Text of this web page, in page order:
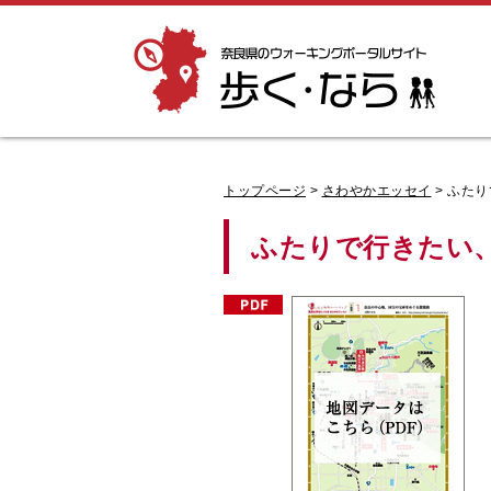
奈良県のウォーキングポータルサイト「歩
く・なら」
トップページ > さわやかエッセイ > ふた
ふたりで行きたい